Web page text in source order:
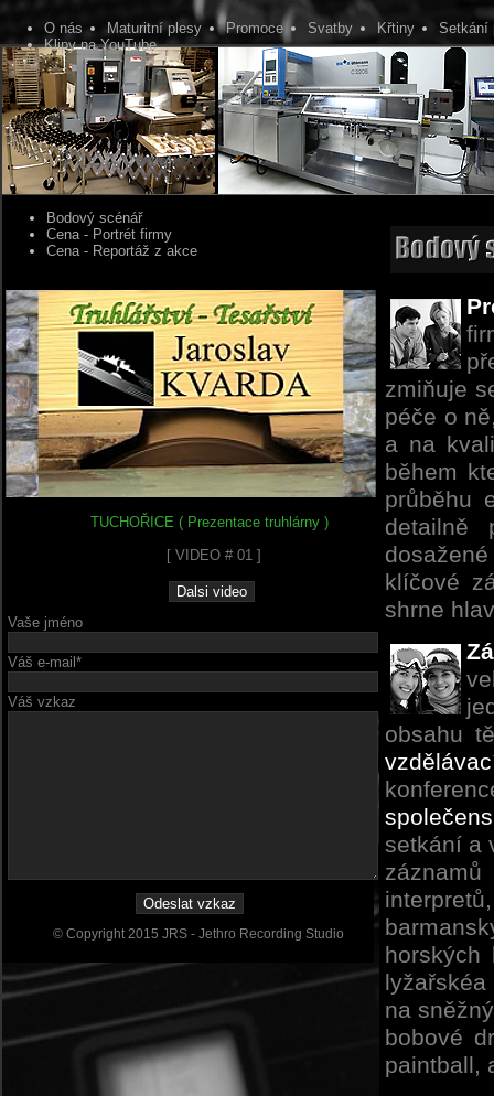
O nás Maturitní plesy Promoce Svatby Křtiny
Setkání
Klipy na YouTube
Bodový scénář
Cena - Portrét firmy
Cena - Reportáž z akce
TUCHOŘICE ( Prezentace truhlárny )
[ VIDEO # 01 ]
Vaše jméno
Váš e-mail*
Váš vzkaz
© Copyright 2015 JRS - Jethro Recording Studio
zmiňuje
péče o
a na
během
průběhu
detailně
klíčové
shrne
obsahu
setkání a
na
bobové
paintball,